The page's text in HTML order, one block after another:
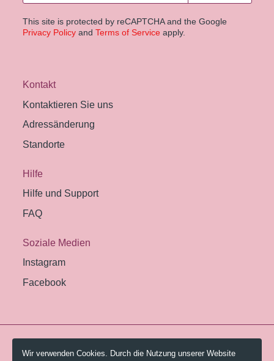
This site is protected by reCAPTCHA and the Google
Privacy Policyand Terms of Service apply.
Kontakt
Kontaktieren Sie uns
Adressänderung
Standorte
Hilfe
Hilfe und Support
FAQ
Soziale Medien
Instagram
Facebook
© 2026 Pestalozzi-Bibliothek Zürich.
Wir verwenden Cookies. Durch die Nutzung unserer Website